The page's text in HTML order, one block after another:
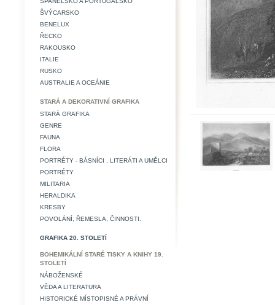
ŠVÝCARSKO
BENELUX
ŘECKO
RAKOUSKO
ITALIE
RUSKO
AUSTRALIE A OCEÁNIE
STARÁ A DEKORATIVNÍ GRAFIKA
STARÁ GRAFIKA
GENRE
FAUNA
FLORA
PORTRÉTY - BÁSNÍCI , LITERÁTI A UMĚLCI
PORTRÉTY
MILITARIA
HERALDIKA
KRESBY
POVOLÁNÍ, ŘEMESLA, ČINNOSTI.
GRAFIKA 20. STOLETÍ
BOHEMIKÁLNÍ STARÉ TISKY A KNIHY 19.
STOLETÍ
NÁBOŽENSKÉ
VĚDA A LITERATURA
HISTORICKÉ MÍSTOPISNÉ A PRÁVNÍ